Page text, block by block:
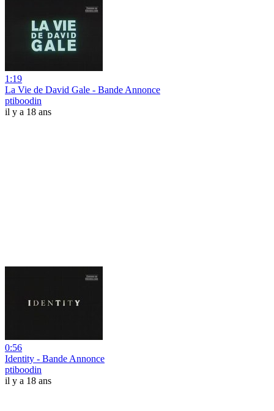
1:19
La Vie de David Gale - Bande Annonce
ptiboodin
il y a 18 ans
0:56
Identity - Bande Annonce
ptiboodin
il y a 18 ans